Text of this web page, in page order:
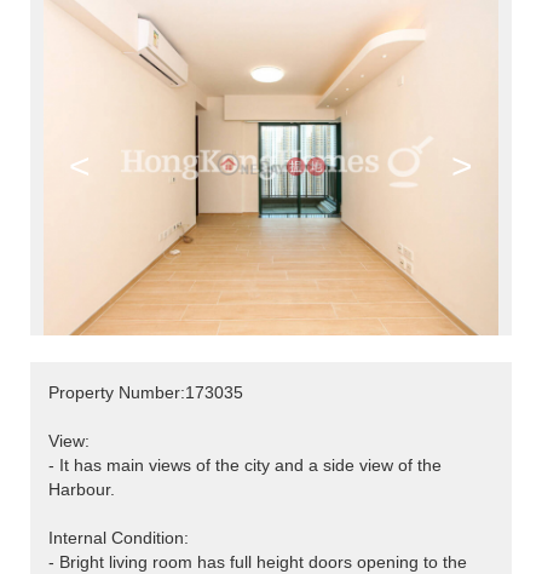
< >
Property Number:173035
View:
- It has main views of the city and a side view of the
Harbour.
Internal Condition:
- Bright living room has full height doors opening to the